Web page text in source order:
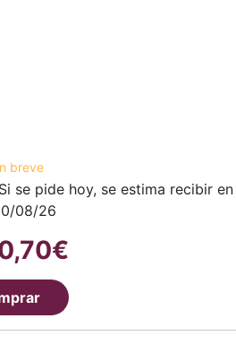
breve
se pide hoy, se estima recibir en
08/26